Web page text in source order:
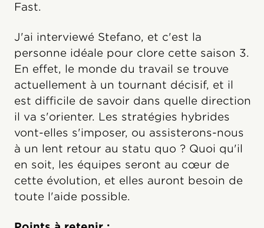
Fast.
J'ai interviewé Stefano, et c'est la
personne idéale pour clore cette saison 3.
En effet, le monde du travail se trouve
actuellement à un tournant décisif, et il
est difficile de savoir dans quelle direction
il va s'orienter. Les stratégies hybrides
vont-elles s'imposer, ou assisterons-nous
à un lent retour au statu quo ? Quoi qu'il
en soit, les équipes seront au cœur de
cette évolution, et elles auront besoin de
toute l'aide possible.